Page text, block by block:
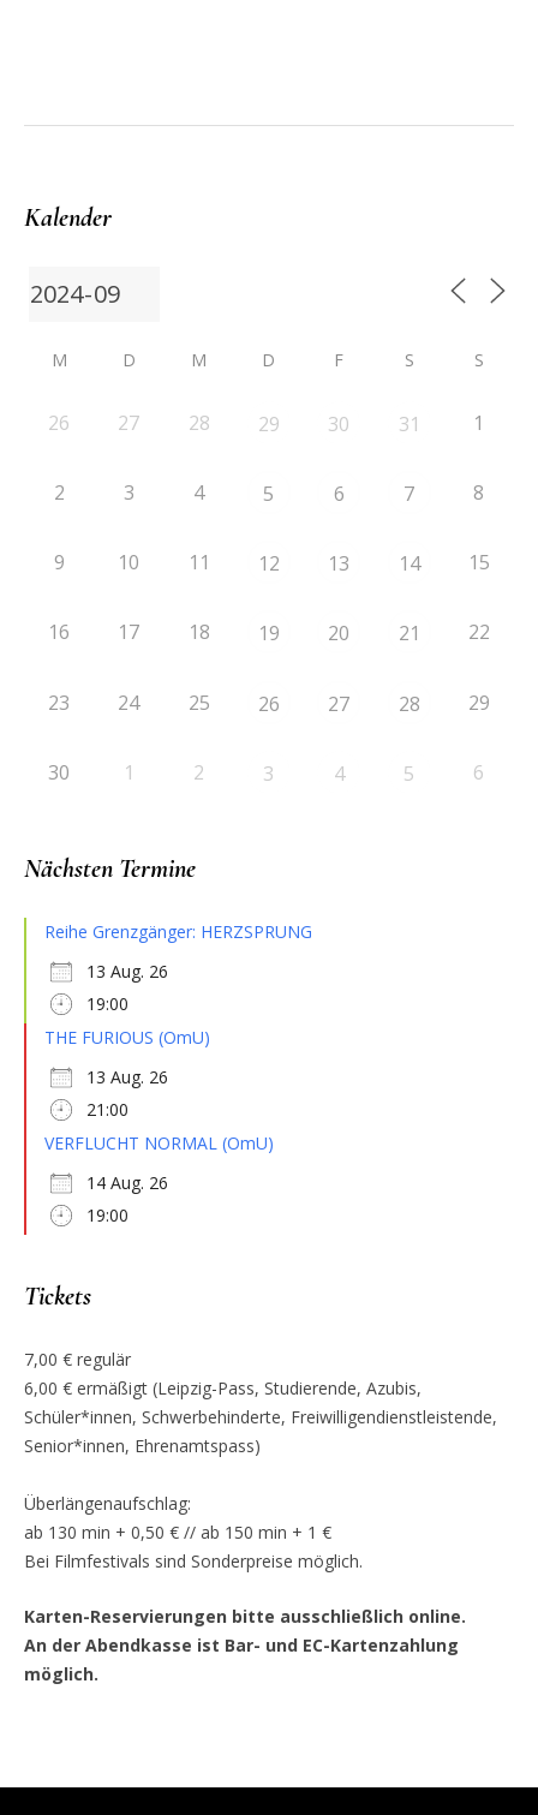
Kalender
M D M D F S S
26 27 28 29 30 31 1
2 3 4 5 6 7 8
9 10 11 12 13 14 15
16 17 18 19 20 21 22
23 24 25 26 27 28 29
30 1 2 3 4 5 6
Nächsten Termine
Reihe Grenzgänger: HERZSPRUNG
13 Aug. 26
19:00
THE FURIOUS (OmU)
13 Aug. 26
21:00
VERFLUCHT NORMAL (OmU)
14 Aug. 26
19:00
Tickets
7,00 € regulär
6,00 € ermäßigt (Leipzig-Pass, Studierende, Azubis,
Schüler*innen, Schwerbehinderte, Freiwilligendienstleistende,
Senior*innen, Ehrenamtspass)
Überlängenaufschlag:
ab 130 min + 0,50 € // ab 150 min + 1 €
Bei Filmfestivals sind Sonderpreise möglich.
Karten-Reservierungen bitte ausschließlich online.
An der Abendkasse ist Bar- und EC-Kartenzahlung
möglich.